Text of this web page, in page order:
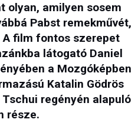
olyan, amilyen sosem
Pabst remekművét,
film fontos szerepet
látogató Daniel
a Mozgóképben
Katalin Gödrös
regényén alapuló
része.